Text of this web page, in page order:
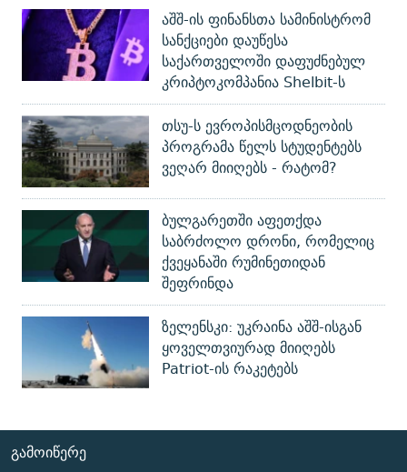
აშშ-ის ფინანსთა სამინისტრომ
სანქციები დაუწესა
საქართველოში დაფუძნებულ
კრიპტოკომპანია Shelbit-ს
თსუ-ს ევროპისმცოდნეობის
პროგრამა წელს სტუდენტებს
ვეღარ მიიღებს - რატომ?
ბულგარეთში აფეთქდა
საბრძოლო დრონი, რომელიც
ქვეყანაში რუმინეთიდან
შეფრინდა
ზელენსკი: უკრაინა აშშ-ისგან
ყოველთვიურად მიიღებს
Patriot-ის რაკეტებს
ᲒᲐᲛᲝᲘᲬᲔᲠᲔ